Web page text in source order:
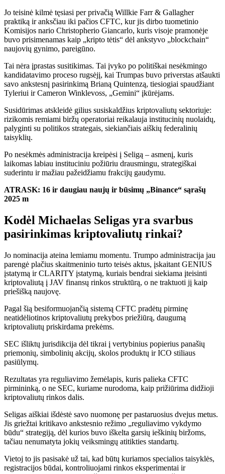
Jo teisinė kilmė tęsiasi per privačią Willkie Farr & Gallagher
praktiką ir anksčiau iki pačios CFTC, kur jis dirbo tuometinio
Komisijos nario Christopherio Giancarlo, kuris visoje pramonėje
buvo prisimenamas kaip „kripto tėtis“ dėl ankstyvo „blockchain“
naujovių gynimo, pareigūno.
Tai nėra įprastas susitikimas. Tai įvyko po politiškai nesėkmingo
kandidatavimo proceso rugsėjį, kai Trumpas buvo priverstas atšaukti
savo ankstesnį pasirinkimą Brianą Quintenzą, tiesiogiai spaudžiant
Tyleriui ir Cameron Winklevoss, „Gemini“ įkūrėjams.
Susidūrimas atskleidė gilius susiskaldžius kriptovaliutų sektoriuje:
rizikomis remiami biržų operatoriai reikalauja institucinių nuolaidų,
palyginti su politikos strategais, siekiančiais aiškių federalinių
taisyklių.
Po nesėkmės administracija kreipėsi į Seligą – asmenį, kuris
laikomas labiau instituciniu požiūriu drausmingu, strategiškai
suderintu ir mažiau pažeidžiamu frakcijų gaudymu.
ATRASK: 16 ir daugiau naujų ir būsimų „Binance“ sąrašų
2025 m
Kodėl Michaelas Seligas yra svarbus
pasirinkimas kriptovaliutų rinkai?
Jo nominacija ateina lemiamu momentu. Trumpo administracija jau
parengė plačius skaitmeninio turto teisės aktus, įskaitant GENIUS
įstatymą ir CLARITY įstatymą, kuriais bendrai siekiama įteisinti
kriptovaliutą į JAV finansų rinkos struktūrą, o ne traktuoti jį kaip
priešišką naujovę.
Pagal šią besiformuojančią sistemą CFTC pradėtų pirminę
neatidėliotinos kriptovaliutų prekybos priežiūrą, daugumą
kriptovaliutų priskirdama prekėms.
SEC išliktų jurisdikcija dėl tikrai į vertybinius popierius panašių
priemonių, simbolinių akcijų, skolos produktų ir ICO stiliaus
pasiūlymų.
Rezultatas yra reguliavimo žemėlapis, kuris palieka CFTC
pirmininką, o ne SEC, kuriame nurodoma, kaip prižiūrima didžioji
kriptovaliutų rinkos dalis.
Seligas aiškiai išdėstė savo nuomonę per pastaruosius dvejus metus.
Jis griežtai kritikavo ankstesnio režimo „reguliavimo vykdymo
būdu“ strategiją, dėl kurios buvo iškelta garsių ieškinių biržoms,
tačiau nenumatyta jokių veiksmingų atitikties standartų.
Vietoj to jis pasisakė už tai, kad būtų kuriamos specialios taisyklės,
registracijos būdai, kontroliuojami rinkos eksperimentai ir